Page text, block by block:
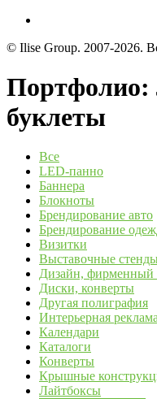
© Ilise Group. 2007-2026.
Портфолио:
буклеты
Все
LED-панно
Баннера
Блокноты
Брендирование авто
Брендирование
Визитки
Выставочные
Дизайн, фирменный
Диски, конверты
Другая полиграфия
Интерьерная
Календари
Каталоги
Конверты
Крышные
Лайтбоксы